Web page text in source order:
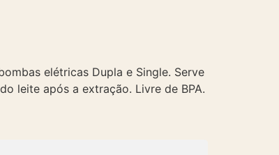
elétricas Dupla e Single. Serve
leite após a extração. Livre de BPA.